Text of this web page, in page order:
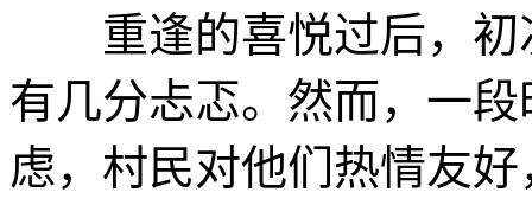
重逢的喜悦过后，初
有几分忐忑。然而，一
虑，村民对他们热情友